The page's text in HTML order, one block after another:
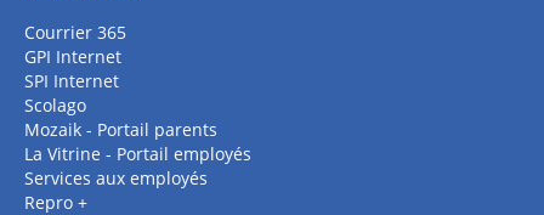
Courrier 365
GPI Internet
SPI Internet
Scolago
Mozaik - Portail parents
La Vitrine - Portail employés
Services aux employés
Repro +